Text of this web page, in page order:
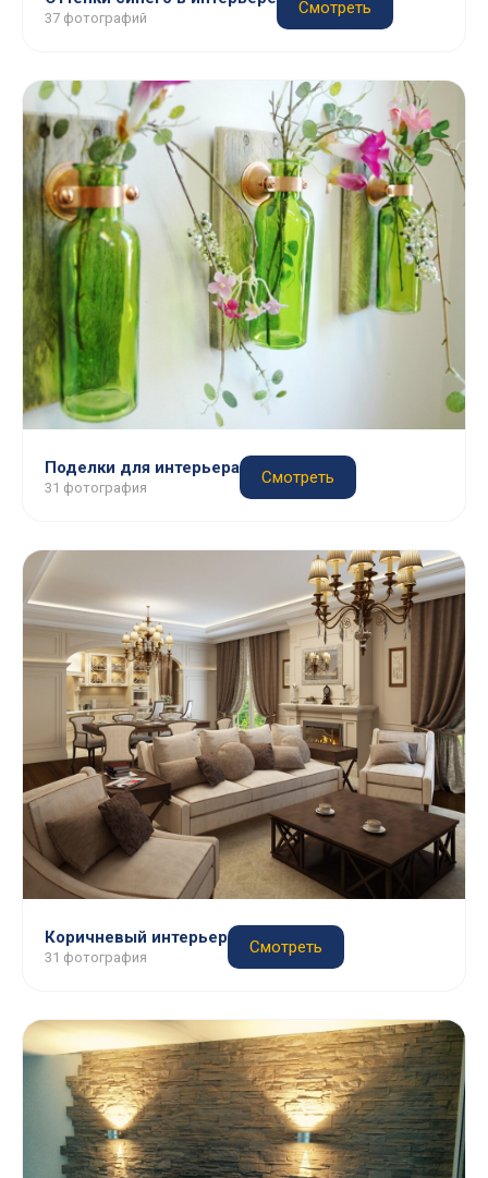
37 фотографий
Смотреть
Поделки для интерьера
31 фотография
Смотреть
Коричневый интерьер
31 фотография
Смотреть